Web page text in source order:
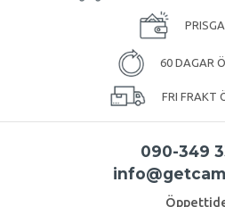
60 DAGAR
FRI FRAKT
090-349